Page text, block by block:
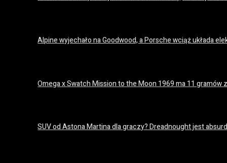
Alpine wyjechało na Goodwood, a Porsche wciąż układa
Omega x Swatch Mission to the Moon 1969 ma 11 gramów
SUV od Astona Martina dla graczy? Dreadnought jest